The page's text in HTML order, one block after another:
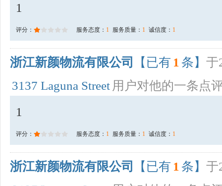
1
评分： 服务态度： 1 服务质量： 1 诚信度： 1
浙江新颜物流有限公司 【已有 1 条】 于
3137 Laguna Street 用户对他的一条点
1
评分： 服务态度： 1 服务质量： 1 诚信度： 1
浙江新颜物流有限公司 【已有 1 条】 于